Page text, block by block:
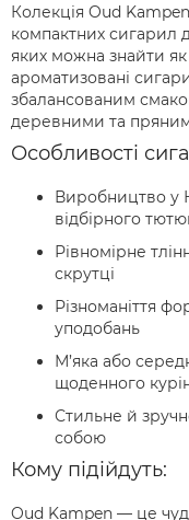
Колекція Oud
компактних сигарил
яких можна знайти як
ароматизовані
збалансованим
деревними та
Особливості
Виробництво у
відбірного
Рівномірне
скрутці
Різноманіття
уподобань
М’яка або
щоденного
Стильне й
собою
Кому підійдуть:
Oud Kampen — це